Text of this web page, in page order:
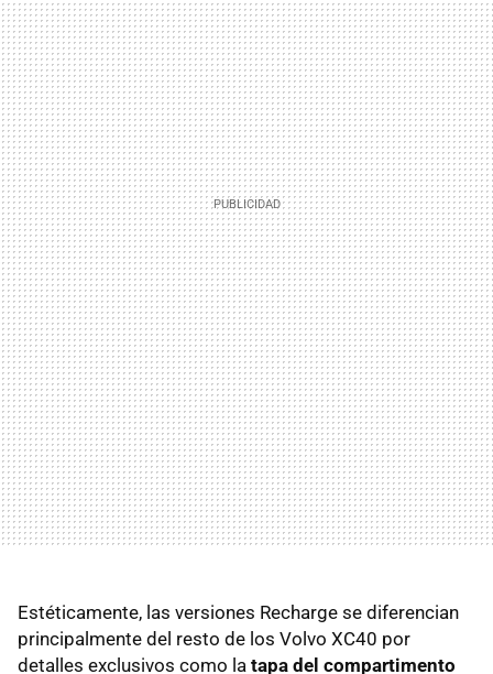
Estéticamente, las versiones Recharge se diferencian
principalmente del resto de los Volvo XC40 por
detalles exclusivos como la tapa del compartimento